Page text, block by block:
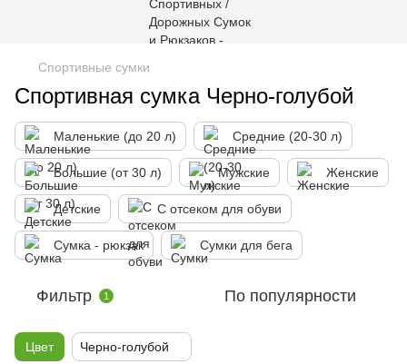
Спортивные сумки
Спортивная сумка Черно-голубой
Маленькие (до 20 л) Средние (20-30 л)
Большие (от 30 л) Мужские Женские
Детские С отсеком для обуви
Сумка - рюкзак Сумки для бега
Фильтр 1 По популярности
Цвет Черно-голубой